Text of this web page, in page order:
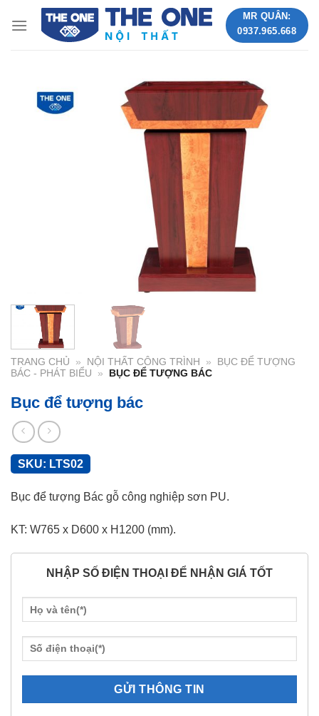
MR QUÂN:
0937.965.668
TRANG CHỦ » NỘI THẤT CÔNG TRÌNH »
BỤC ĐỂ TƯỢNG
BÁC - PHÁT BIỂU
» BỤC ĐỂ TƯỢNG BÁC
Bục để tượng bác
SKU: LTS02
Bục để tượng Bác gỗ công nghiệp sơn PU.
KT: W765 x D600 x H1200 (mm).
NHẬP SỐ ĐIỆN THOẠI ĐỂ NHẬN GIÁ TỐT